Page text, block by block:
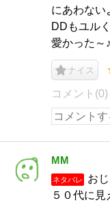
にあわない
DDもユル
愛かった～♪
ナイス
コメント(0)
MM
ネタバレ
お
５０代に